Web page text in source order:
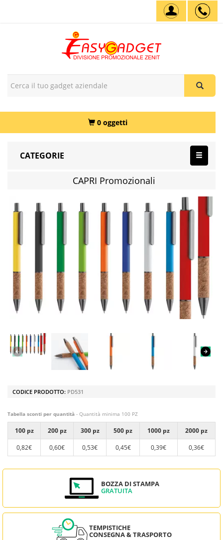
0 oggetti
CATEGORIE
CAPRI Promozionali
CODICE PRODOTTO: PD531
Tabella sconti per quantità - Quantità minima 100 PZ
100 pz 200 pz 300 pz 500 pz 1000 pz
2000 pz
0,82€
0,60€ 0,53€ 0,45€ 0,39€ 0,36€
BOZZA DI STAMPA
GRATUITA
TEMPISTICHE
CONSEGNA & TRASPORTO